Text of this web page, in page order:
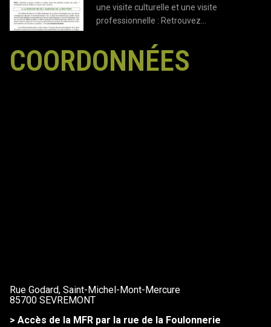
une visite culturelle et une visite
professionnelle : Retrouvez…
COORDONNÉES
Rue Godard, Saint-Michel-Mont-Mercure
85700 SEVREMONT
> Accès de la MFR par la rue de la Foulonnerie